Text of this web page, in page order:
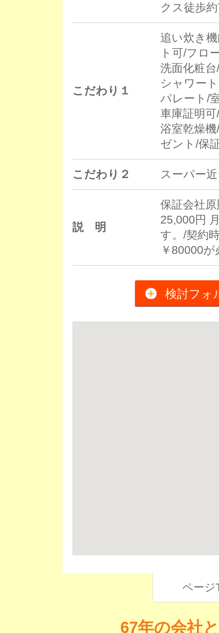
クス徒歩
こだわり１
追い炊き
ト可/フロ
洗面化粧
シャワー
パレート/
車庫証明
浴室乾燥
ゼント/保
こだわり２ スーパー
説 明
保証会社
25,000円
す。/契約
￥80000
検討フォ
ページ
67年の会社